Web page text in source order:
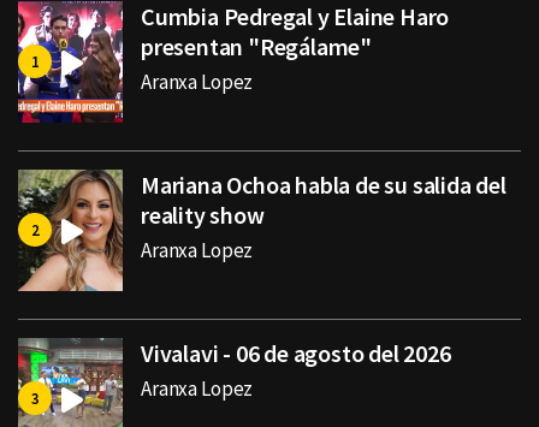
Cumbia Pedregal y Elaine Haro
presentan "Regálame"
Aranxa Lopez
Mariana Ochoa habla de su salida del
reality show
Aranxa Lopez
Vivalavi - 06 de agosto del 2026
Aranxa Lopez